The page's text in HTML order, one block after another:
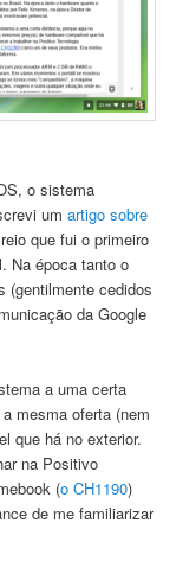
o sistema
umartigo sobre
que fui o primeiro
Na época tanto o
(gentilmente cedidos
da Google
a uma certa
mesma oferta (nem
que há no exterior.
na Positivo
(o CH1190)
de me familiarizar